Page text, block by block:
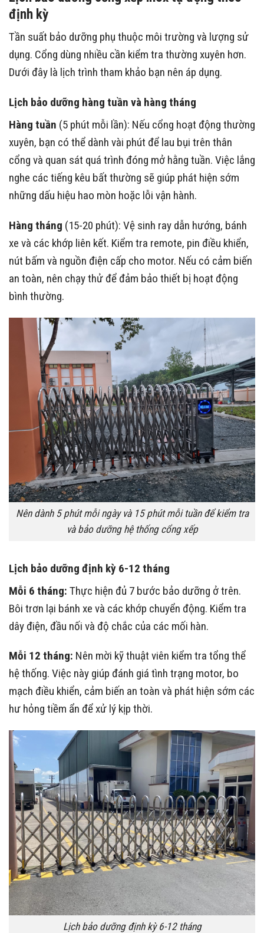
định kỳ
Tần suất bảo dưỡng phụ thuộc môi trường và lượng sử
dụng. Cổng dùng nhiều cần kiểm tra thường xuyên hơn.
Dưới đây là lịch trình tham khảo bạn nên áp dụng.
Lịch bảo dưỡng hàng tuần và hàng tháng
Hàng tuần (5 phút mỗi lần): Nếu cổng hoạt động thường
xuyên, bạn có thể dành vài phút để lau bụi trên thân
cổng và quan sát quá trình đóng mở hằng tuần. Việc lắng
nghe các tiếng kêu bất thường sẽ giúp phát hiện sớm
những dấu hiệu hao mòn hoặc lỗi vận hành.
Hàng tháng (15-20 phút): Vệ sinh ray dẫn hướng, bánh
xe và các khớp liên kết. Kiểm tra remote, pin điều khiển,
nút bấm và nguồn điện cấp cho motor. Nếu có cảm biến
an toàn, nên chạy thử để đảm bảo thiết bị hoạt động
bình thường.
Nên dành 5 phút mỗi ngày và 15 phút mỗi tuần để kiểm tra
và bảo dưỡng hệ thống cổng xếp
Lịch bảo dưỡng định kỳ 6-12 tháng
Mỗi 6 tháng: Thực hiện đủ 7 bước bảo dưỡng ở trên.
Bôi trơn lại bánh xe và các khớp chuyển động. Kiểm tra
dây điện, đầu nối và độ chắc của các mối hàn.
Mỗi 12 tháng: Nên mời kỹ thuật viên kiểm tra tổng thể
hệ thống. Việc này giúp đánh giá tình trạng motor, bo
mạch điều khiển, cảm biến an toàn và phát hiện sớm các
hư hỏng tiềm ẩn để xử lý kịp thời.
Lịch bảo dưỡng định kỳ 6-12 tháng